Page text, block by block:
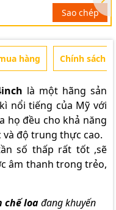
Sao chép
hàng Chính sách
là một hãng sản
nổi tiếng của Mỹ với
họ đều cho khả năng
độ trung thực cao.
số thấp rất tốt ,sẽ
âm thanh trong trẻo,
chế loađang khuyến